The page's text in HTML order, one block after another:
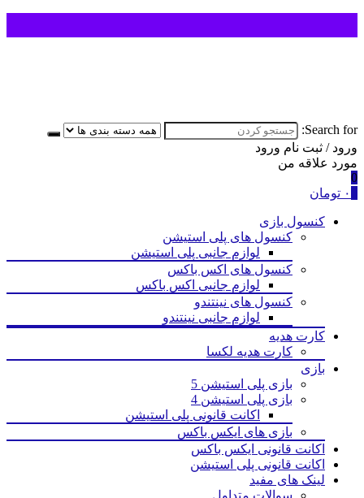
Search for:
ورود / ثبت نام ورود
مورد علاقه من
0
۰ تومان
کنسول بازی
کنسول های پلی استیشن
لوازم جانبی پلی استیشن
کنسول های اکس باکس
لوازم جانبی اکس باکس
کنسول های نینتندو
لوازم جانبی نینتندو
کارت هدیه
کارت هدیه لکسا
بازی‌
بازی پلی استیشن 5
بازی پلی استیشن 4
اکانت قانونی پلی استیشن
بازی های ایکس باکس
اکانت قانونی ایکس باکس
اکانت قانونی پلی استیشن
لینک های مفید
سوالات متداول